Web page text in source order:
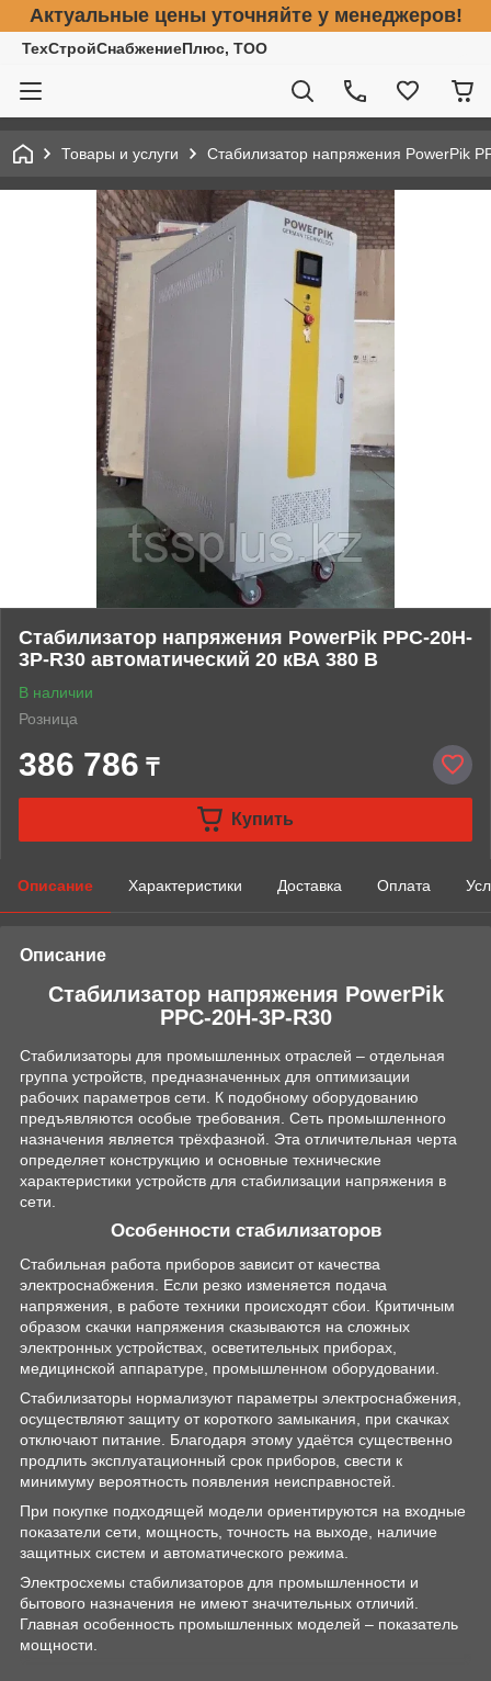
Актуальные цены уточняйте у менеджеров!
ТехСтройСнабжениеПлюс, ТОО
Товары и услуги Стабилизатор напряжения PowerPik
Стабилизатор напряжения PowerPik PPC-20H-
3P-R30 автоматический 20 кВА 380 В
В наличии
Розница
386 786 ₸
Купить
Описание Характеристики Доставка Оплата
Описание
Стабилизатор напряжения PowerPik
PPC-20H-3P-R30
Стабилизаторы для промышленных отраслей – отдельная
группа устройств, предназначенных для оптимизации
рабочих параметров сети. К подобному оборудованию
предъявляются особые требования. Сеть промышленного
назначения является трёхфазной. Эта отличительная черта
определяет конструкцию и основные технические
характеристики устройств для стабилизации напряжения в
сети.
Особенности стабилизаторов
Стабильная работа приборов зависит от качества
электроснабжения. Если резко изменяется подача
напряжения, в работе техники происходят сбои. Критичным
образом скачки напряжения сказываются на сложных
электронных устройствах, осветительных приборах,
медицинской аппаратуре, промышленном оборудовании.
Стабилизаторы нормализуют параметры электроснабжения,
осуществляют защиту от короткого замыкания, при скачках
отключают питание. Благодаря этому удаётся существенно
продлить эксплуатационный срок приборов, свести к
минимуму вероятность появления неисправностей.
При покупке подходящей модели ориентируются на входные
показатели сети, мощность, точность на выходе, наличие
защитных систем и автоматического режима.
Электросхемы стабилизаторов для промышленности и
бытового назначения не имеют значительных отличий.
Главная особенность промышленных моделей – показатель
мощности.